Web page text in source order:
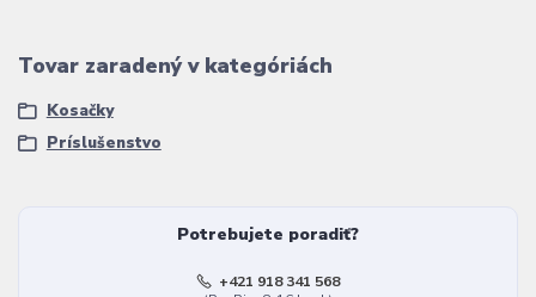
Tovar zaradený v kategóriách
Kosačky
Príslušenstvo
Potrebujete poradiť?
+421 918 341 568